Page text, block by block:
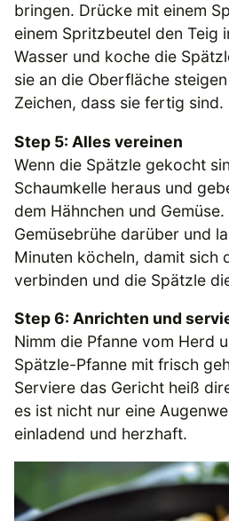
bringen. Drücke mit einem
einem Spritzbeutel den Teig
Wasser und koche die
sie an die Oberfläche
Zeichen, dass sie fertig sind.
Step 5: Alles vereinen
Wenn die Spätzle gekocht
Schaumkelle heraus und
dem Hähnchen und
Gemüsebrühe darüber und
Minuten köcheln, damit sich
verbinden und die Spätzle
Step 6: Anrichten und
Nimm die Pfanne vom Herd
Spätzle-Pfanne mit frisch
Serviere das Gericht heiß
es ist nicht nur eine
einladend und herzhaft.